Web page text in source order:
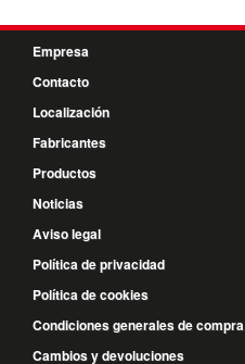
Empresa
Contacto
Localización
Fabricantes
Productos
Noticias
Aviso legal
Política de privacidad
Política de cookies
Condiciones generales de compra
Cambios y devoluciones